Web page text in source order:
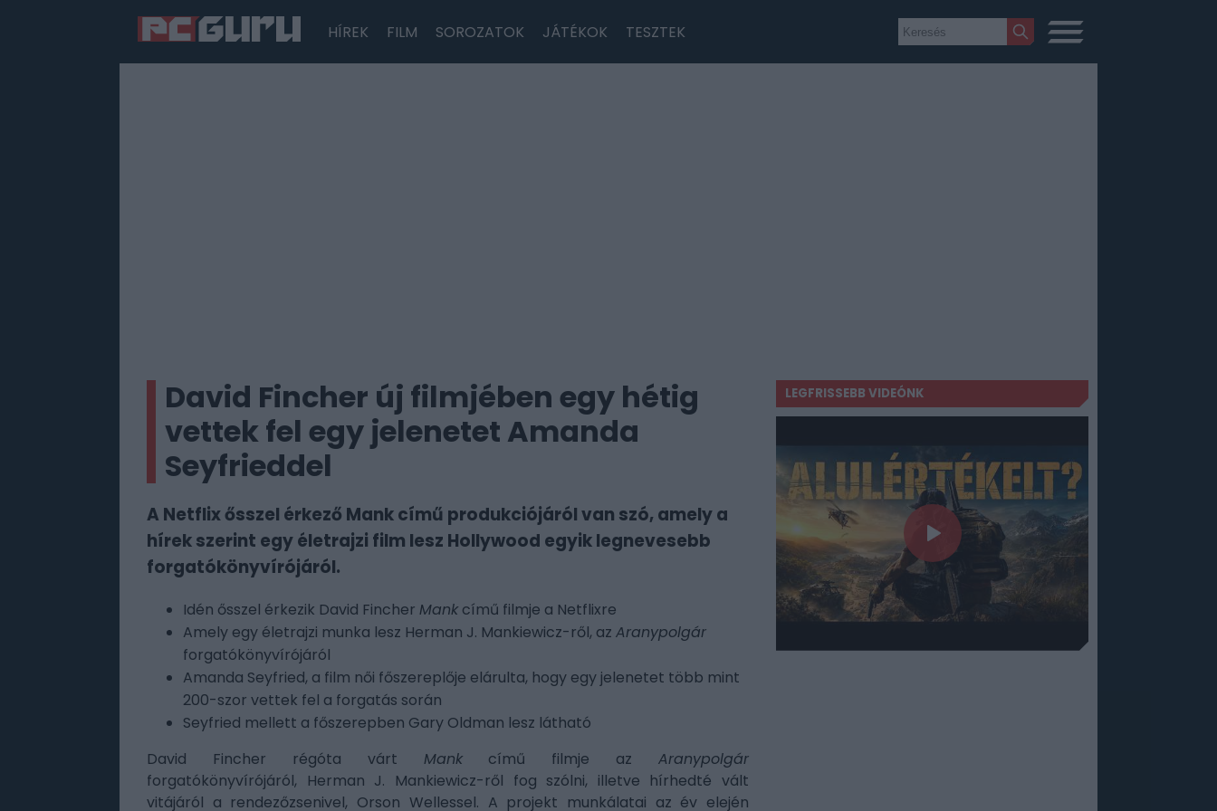
HÍREK FILM SOROZATOK JÁTÉKOK TESZTEK
David Fincher új filmjében egy hétig
vettek fel egy jelenetet Amanda
Seyfrieddel
A Netflix ősszel érkező Mank című produkciójáról van szó, amely a
hírek szerint egy életrajzi film lesz Hollywood egyik legnevesebb
forgatókönyvírójáról.
Idén ősszel érkezik David Fincher Mank című filmje a Netflixre
Amely egy életrajzi munka lesz Herman J. Mankiewicz-ről, az Aranypolgár
forgatókönyvírójáról
Amanda Seyfried, a film női főszereplője elárulta, hogy egy jelenetet több mint
200-szor vettek fel a forgatás során
Seyfried mellett a főszerepben Gary Oldman lesz látható
David Fincher régóta várt Mankcímű filmje az Aranypolgár
forgatókönyvírójáról, Herman J. Mankiewicz-ről fog szólni, illetve hírhedté vált
vitájáról a rendezőzsenivel, Orson Wellessel. A projekt munkálatai az év elején
LEGFRISSEBB VIDEÓNK